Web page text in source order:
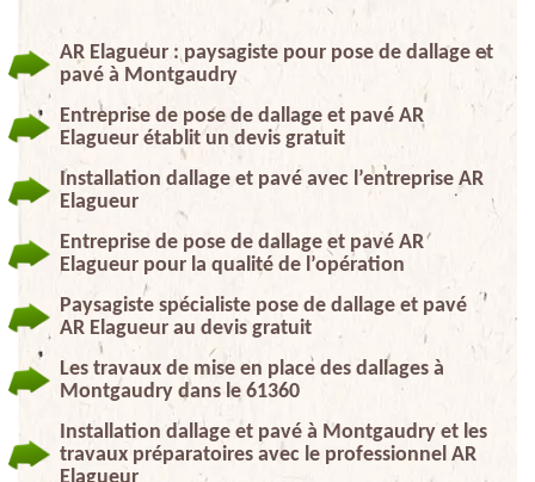
AR Elagueur : paysagiste pour pose de dallage et
pavé à Montgaudry
Entreprise de pose de dallage et pavé AR
Elagueur établit un devis gratuit
Installation dallage et pavé avec l’entreprise AR
Elagueur
Entreprise de pose de dallage et pavé AR
Elagueur pour la qualité de l’opération
Paysagiste spécialiste pose de dallage et pavé
AR Elagueur au devis gratuit
Les travaux de mise en place des dallages à
Montgaudry dans le 61360
Installation dallage et pavé à Montgaudry et les
travaux préparatoires avec le professionnel AR
Elagueur